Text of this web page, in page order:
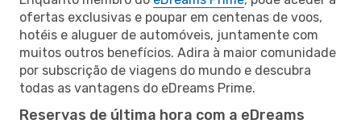
ofertas exclusivas e poupar em centenas de voos,
hotéis e aluguer de automóveis, juntamente com
muitos outros benefícios. Adira à maior comunidade
por subscrição de viagens do mundo e descubra
todas as vantagens do eDreams Prime.
Reservas de última hora com a eDreams